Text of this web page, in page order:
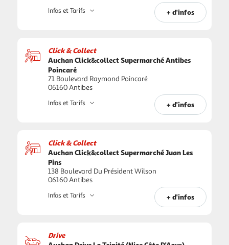
+ d'infos
Infos et Tarifs
Click & Collect
Auchan Click&collect Supermarché Antibes
Poincaré
71 Boulevard Raymond Poincaré
06160 Antibes
+ d'infos
Infos et Tarifs
Click & Collect
Auchan Click&collect Supermarché Juan Les
Pins
138 Boulevard Du Président Wilson
06160 Antibes
+ d'infos
Infos et Tarifs
Drive